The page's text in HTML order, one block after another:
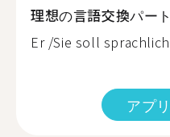
理想の言語交換パー
Er /Sie soll
アプ